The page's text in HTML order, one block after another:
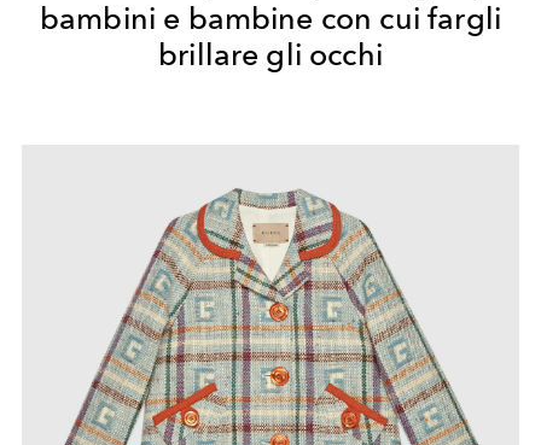
bambini e bambine con cui fargli
brillare gli occhi